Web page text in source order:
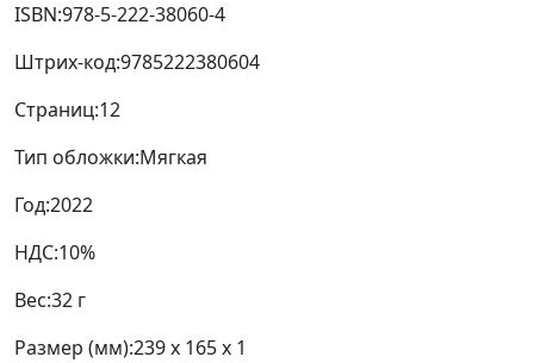
ISBN:978-5-222-38060-4
Штрих-код:9785222380604
Страниц:12
Тип обложки:Мягкая
Год:2022
НДС:10%
Вес:32 г
Размер (мм):239 x 165 x 1